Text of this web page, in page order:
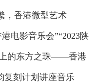
香港微型艺术
电影音乐会”“2023陕
上的东方之珠——香港
刻计划讲座音乐